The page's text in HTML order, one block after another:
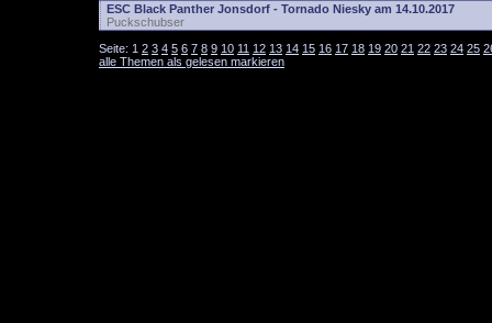
ESC Black Panther Jonsdorf - Tornado Niesky am 14.10.2017
Puckschubser
Seite: 1 2 3 4 5 6 7 8 9 10 11 12 13 14 15 16 17 18 19 20 21 22 23 24 25
alle Themen als gelesen markieren